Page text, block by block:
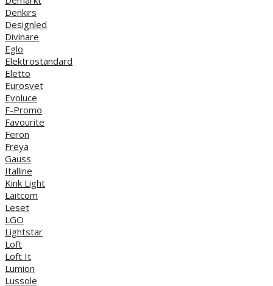
Denkirs
Designled
Divinare
Eglo
Elektrostandard
Eletto
Eurosvet
Evoluce
F-Promo
Favourite
Feron
Freya
Gauss
Italline
Kink Light
Laitcom
Leset
LGO
Lightstar
Loft
Loft It
Lumion
Lussole